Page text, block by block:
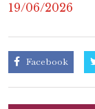
19/06/2026
Facebook